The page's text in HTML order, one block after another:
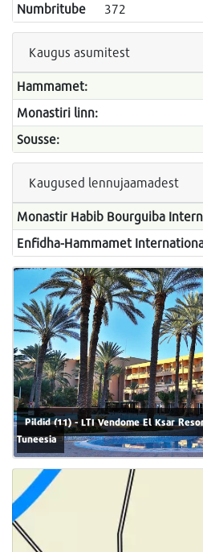
Numbritube
372
Kaugus asumitest
Hammamet:
Monastiri linn:
Sousse:
Kaugused lennujaamadest
Monastir Habib Bourguiba
Enfidha-Hammamet
Pildid (11) - LTI Vendome El Ksar
Tuneesia